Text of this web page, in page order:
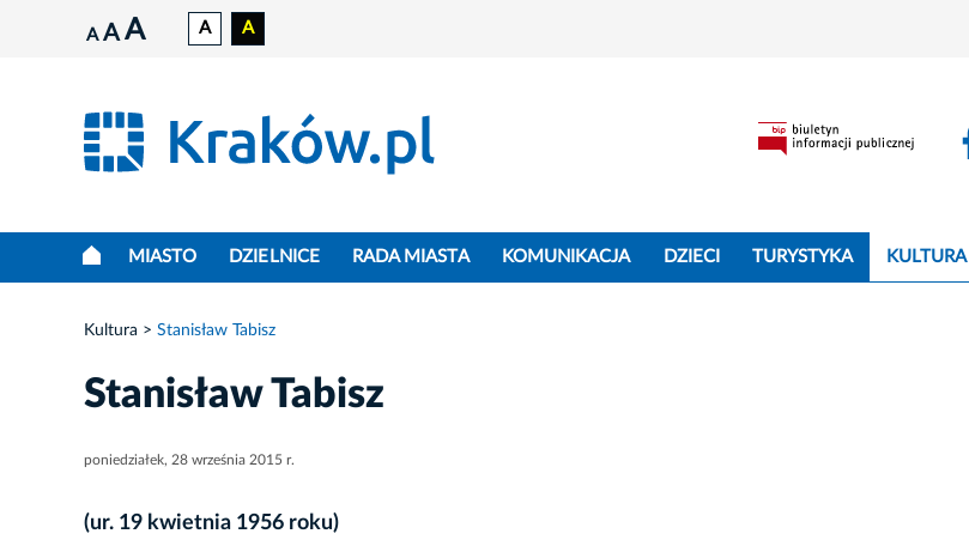
A A A A A
MIASTO DZIELNICE RADA MIASTA KOMUNIKACJA DZIECI TURYSTYKA KULTURA
Kultura Stanisław Tabisz
Stanisław Tabisz
poniedziałek, 28 września 2015 r.
(ur. 19 kwietnia 1956 roku)